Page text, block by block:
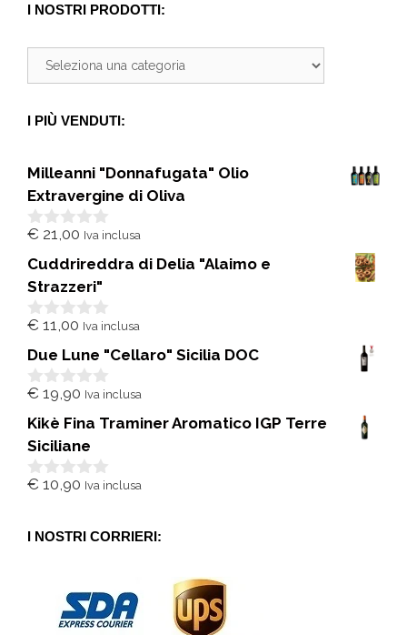
I NOSTRI PRODOTTI:
I PIÙ VENDUTI:
Milleanni "Donnafugata" Olio
Extravergine di Oliva
0
u
5
€ 21,00 Iva inclusa
Cuddrireddra di Delia "Alaimo e
Strazzeri"
0
u
5
€ 11,00 Iva inclusa
Due Lune "Cellaro" Sicilia DOC
0
u
5
€ 19,90 Iva inclusa
Kikè Fina Traminer Aromatico IGP Terre
Siciliane
0
5
€ 10,90 Iva inclusa
I NOSTRI CORRIERI: